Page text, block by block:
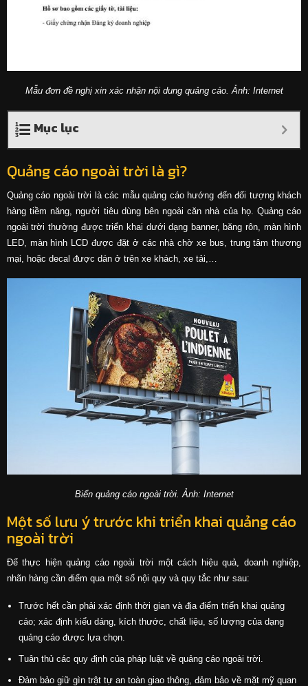
Mẫu đơn đề nghị xin xác nhận nội dung quảng cáo. Ảnh: Internet
Mục lục
Quảng cáo ngoài trời là gì?
Quảng cáo ngoài trời là các mẫu quảng cáo hướng đến đối tượng khách
hàng tiềm năng, người tiêu dùng bên ngoài căn nhà của họ. Quảng cáo
ngoài trời thường được triển khai dưới dạng banner, băng rôn, màn hình
LED, màn hình LCD được đặt ở các nhà chờ xe bus, trung tâm thương
mại, hoặc decal được dán ở trên xe khách, xe tải,…
Biển quảng cáo ngoài trời. Ảnh: Internet
Một số lưu ý trước khi triển khai quảng cáo
ngoài trời
Để thực hiện quảng cáo ngoài trời một cách hiệu quả, doanh nghiệp,
nhãn hàng cần điểm qua một số nội quy và quy tắc như sau:
Trước hết cần phải xác định thời gian và địa điểm triển khai quảng
cáo; xác định kiểu dáng, kích thước, chất liệu, số lượng của dạng
quảng cáo được lựa chọn.
Tuân thủ các quy định của pháp luật về quảng cáo ngoài trời.
Đảm bảo giữ gìn trật tự an toàn giao thông, đảm bảo về mặt mỹ quan